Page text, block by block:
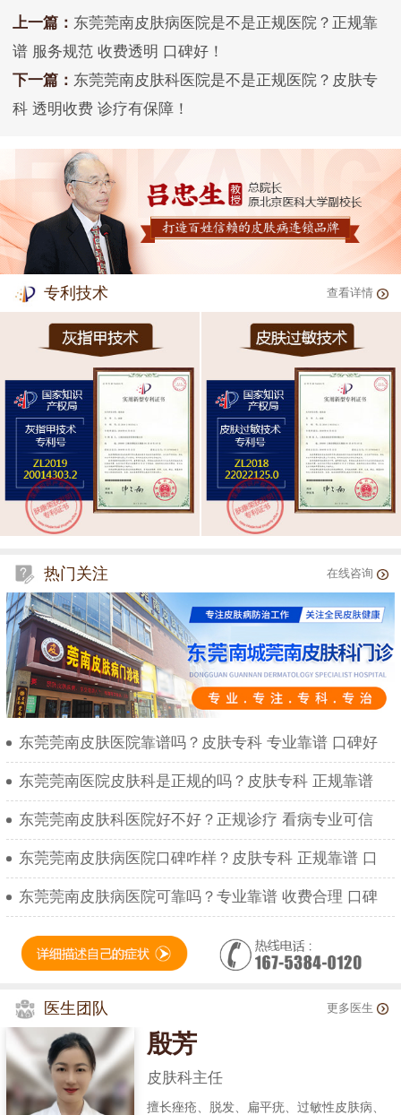
上一篇： 东莞莞南皮肤病医院是不是正规医院？正规靠
谱 服务规范 收费透明 口碑好！
下一篇： 东莞莞南皮肤科医院是不是正规医院？皮肤专
科 透明收费 诊疗有保障！
专利技术 查看详情
热门关注 在线咨询
东莞莞南皮肤医院靠谱吗？皮肤专科 专业靠谱 口碑好
东莞莞南医院皮肤科是正规的吗？皮肤专科 正规靠谱
东莞莞南皮肤科医院好不好？正规诊疗 看病专业可信
东莞莞南皮肤病医院口碑咋样？皮肤专科 正规靠谱 口
东莞莞南皮肤病医院可靠吗？专业靠谱 收费合理 口碑
医生团队 更多医生
殷芳
皮肤科主任
擅长痤疮、脱发、扁平疣、过敏性皮肤病、